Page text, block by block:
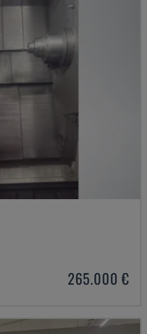
265.000 €